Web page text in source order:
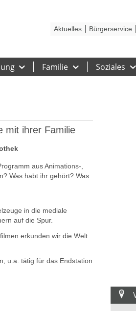
Familie Soziales
Aktuelles Bürgerservice
mit ihrer Familie
aus Animations-,
Was habt ihr gehört? Was
in die mediale
auf die Spur.
erkunden wir die Welt
u.a. tätig für das Endstation